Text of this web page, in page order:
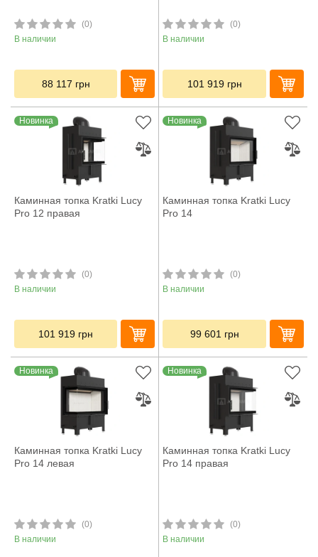
(0)
В наличии
88 117 грн
(0)
В наличии
101 919 грн
Новинка
Каминная топка Kratki Lucy
Pro 12 правая
(0)
В наличии
101 919 грн
Новинка
Каминная топка Kratki Lucy
Pro 14
(0)
В наличии
99 601 грн
Новинка
Каминная топка Kratki Lucy
Pro 14 левая
(0)
В наличии
Новинка
Каминная топка Kratki Lucy
Pro 14 правая
(0)
В наличии